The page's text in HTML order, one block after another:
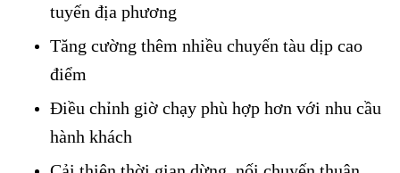
tuyến địa phương
Tăng cường thêm nhiều chuyến tàu dịp cao
điểm
Điều chỉnh giờ chạy phù hợp hơn với nhu cầu
hành khách